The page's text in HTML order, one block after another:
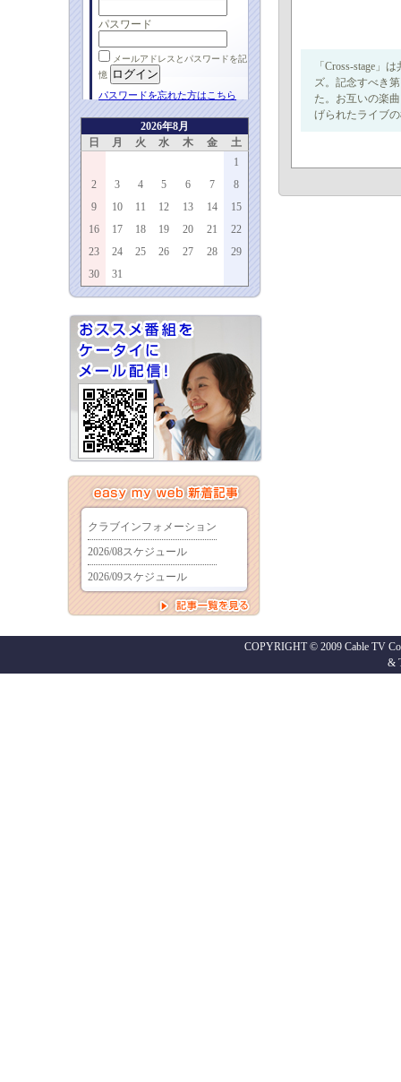
パスワード
メールアドレスとパスワードを記
憶
パスワードを忘れた方はこちら
2026年8月
日
月 火 水 木 金
土
1
2
3 4 5 6 7
8
9
10 11 12 13 14
15
16
17 18 19 20 21
22
23
24 25 26 27 28
29
30
31
「Cross-stage」
ズ。記念すべき
た。お互いの楽
げられたライブ
COPYRIGHT © 2009 Cable TV
&